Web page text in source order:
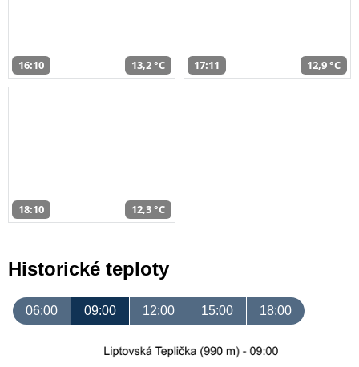
16:10 13,2 °C 17:11 12,9 °C
18:10 12,3 °C
Historické teploty
06:00 09:00 12:00 15:00 18:00